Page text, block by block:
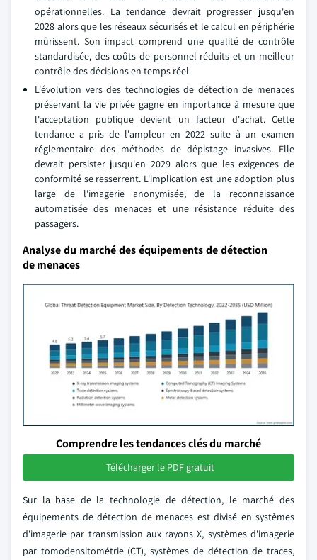
opérationnelles. La tendance devrait progresser jusqu'en
2028 alors que les réseaux sécurisés et le calcul en périphérie
mûrissent. Son impact comprend une qualité de contrôle
standardisée, des coûts de personnel réduits et un meilleur
contrôle des décisions en temps réel.
L'évolution vers des technologies de détection de menaces
préservant la vie privée gagne en importance à mesure que
l'acceptation publique devient un facteur d'achat. Cette
tendance a pris de l'ampleur en 2022 suite à un examen
réglementaire des méthodes de dépistage invasives. Elle
devrait persister jusqu'en 2029 alors que les exigences de
conformité se resserrent. L'implication est une adoption plus
large de l'imagerie anonymisée, de la reconnaissance
automatisée des menaces et une résistance réduite des
passagers.
Analyse du marché des équipements de détection
de menaces
Comprendre les tendances clés du marché
Télécharger le PDF gratuit
Sur la base de la technologie de détection, le marché des
équipements de détection de menaces est divisé en systèmes
d'imagerie par transmission aux rayons X, systèmes d'imagerie
par tomodensitométrie (CT), systèmes de détection de traces,